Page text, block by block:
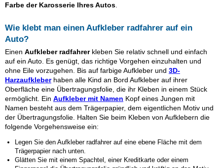
Farbe der Karosserie Ihres Autos
Wie klebt man einen Aufkleber radfahrer auf ein
Auto?
Einen Aufkleber radfahrerkleben Sie relativ schnell und einfach
auf ein Auto. Es genügt, das richtige Vorgehen einzuhalten und
ohne Eile vorzugehen. Bis auf farbige Aufkleber und 3D-
Harzaufkleberhaben alle Kind an Bord Aufkleber auf ihrer
Oberfläche eine Übertragungsfolie, die ihr Kleben in einem Stück
ermöglicht. Ein Aufkleber mit Namen Kopf eines Jungen mit
Namen besteht aus dem Trägerpapier, dem eigentlichen Motiv und
der Übertragungsfolie. Halten Sie beim Kleben von Aufklebern die
folgende Vorgehensweise ein:
Legen Sie den Aufkleber radfahrerauf eine ebene Fläche mit dem
Trägerpapier nach unten.
Glätten Sie mit einem Spachtel, einer Kreditkarte oder einem